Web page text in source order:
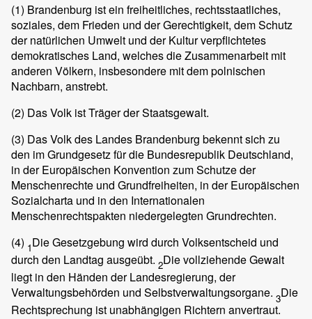
(1) Brandenburg ist ein freiheitliches, rechtsstaatliches,
soziales, dem Frieden und der Gerechtigkeit, dem Schutz
der natürlichen Umwelt und der Kultur verpflichtetes
demokratisches Land, welches die Zusammenarbeit mit
anderen Völkern, insbesondere mit dem polnischen
Nachbarn, anstrebt.
(2) Das Volk ist Träger der Staatsgewalt.
(3) Das Volk des Landes Brandenburg bekennt sich zu
den im Grundgesetz für die Bundesrepublik Deutschland,
in der Europäischen Konvention zum Schutze der
Menschenrechte und Grundfreiheiten, in der Europäischen
Sozialcharta und in den Internationalen
Menschenrechtspakten niedergelegten Grundrechten.
(4) 1Die Gesetzgebung wird durch Volksentscheid und
durch den Landtag ausgeübt. 2Die vollziehende Gewalt
liegt in den Händen der Landesregierung, der
Verwaltungsbehörden und Selbstverwaltungsorgane. 3Die
Rechtsprechung ist unabhängigen Richtern anvertraut.